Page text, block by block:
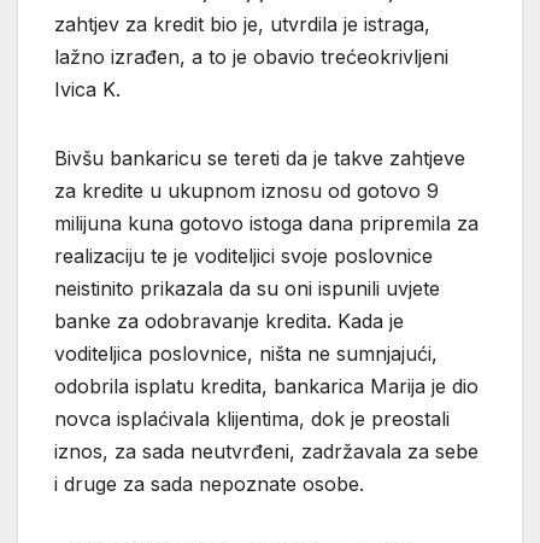
zahtjev za kredit bio je, utvrdila je istraga,
lažno izrađen, a to je obavio trećeokrivljeni
Ivica K.
Bivšu bankaricu se tereti da je takve zahtjeve
za kredite u ukupnom iznosu od gotovo 9
milijuna kuna gotovo istoga dana pripremila za
realizaciju te je voditeljici svoje poslovnice
neistinito prikazala da su oni ispunili uvjete
banke za odobravanje kredita. Kada je
voditeljica poslovnice, ništa ne sumnjajući,
odobrila isplatu kredita, bankarica Marija je dio
novca isplaćivala klijentima, dok je preostali
iznos, za sada neutvrđeni, zadržavala za sebe
i druge za sada nepoznate osobe.